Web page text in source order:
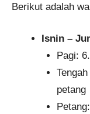
Berikut adalah
Isnin –
Pagi:
petang